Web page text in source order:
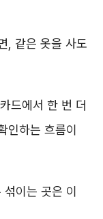
, 같은 옷을 사도
드에서 한 번 더
인하는 흐름이
이는 곳은 이